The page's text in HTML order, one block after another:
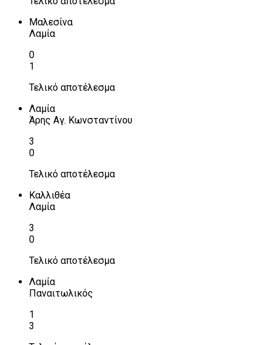
Μαλεσίνα
Λαμία
0
1
Τελικό αποτέλεσμα
Λαμία
Άρης Αγ. Κωνσταντίνου
3
0
Τελικό αποτέλεσμα
Καλλιθέα
Λαμία
3
0
Τελικό αποτέλεσμα
Λαμία
Παναιτωλικός
1
3